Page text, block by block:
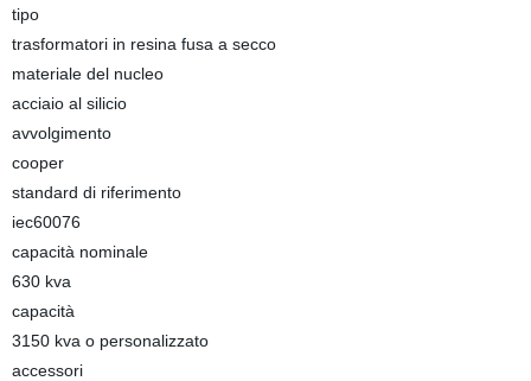
tipo
trasformatori in resina fusa a secco
materiale del nucleo
acciaio al silicio
avvolgimento
cooper
standard di riferimento
iec60076
capacità nominale
630 kva
capacità
3150 kva o personalizzato
accessori